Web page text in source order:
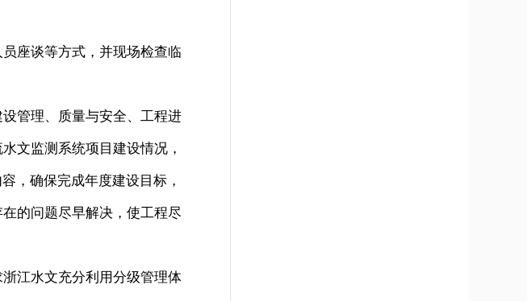
座谈等方式，并现场检查临
管理、质量与安全、工程进
文监测系统项目建设情况，
，确保完成年度建设目标，
的问题尽早解决，使工程尽
江水文充分利用分级管理体